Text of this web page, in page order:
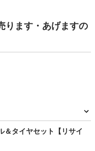
ります・あげますの
タイヤ
＆タイヤセット【リサイ